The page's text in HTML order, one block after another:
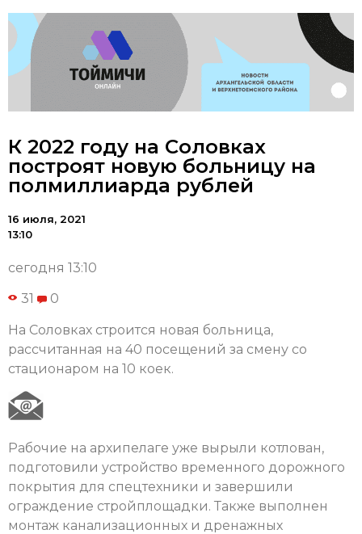
К 2022 году на Соловках
построят новую больницу на
полмиллиарда рублей
16 июля, 2021
13:10
сегодня 13:10
31 0
На Соловках строится новая больница,
рассчитанная на 40 посещений за смену со
стационаром на 10 коек.
Рабочие на архипелаге уже вырыли котлован,
подготовили устройство временного дорожного
покрытия для спецтехники и завершили
ограждение стройплощадки. Также выполнен
монтаж канализационных и дренажных